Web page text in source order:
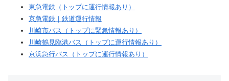
東急電鉄（トップに運行情報あり）
京急電鉄｜鉄道運行情報
川崎市バス（トップに緊急情報あり）
川崎鶴見臨港バス（トップに運行情報あり）
京浜急行バス（トップに運行情報あり）